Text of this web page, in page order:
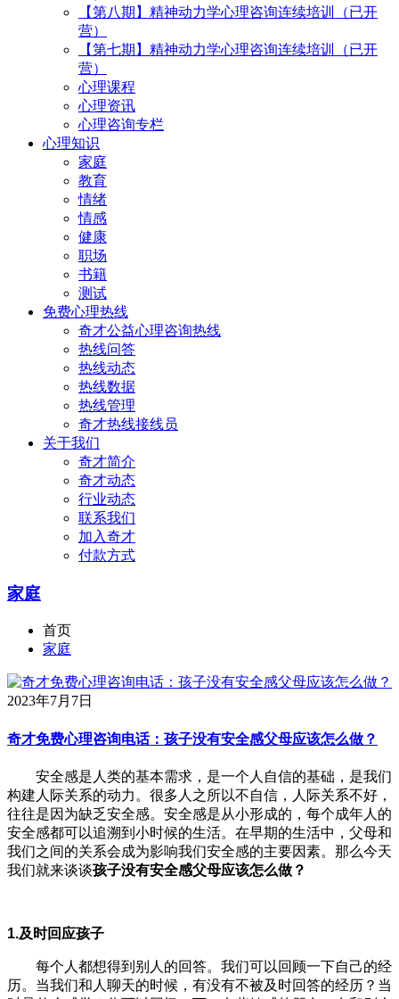
【第八期】精神动力学心理咨询连续培训（已开
营）
【第七期】精神动力学心理咨询连续培训（已开
营）
心理课程
心理资讯
心理咨询专栏
心理知识
家庭
教育
情绪
情感
健康
职场
书籍
测试
免费心理热线
奇才公益心理咨询热线
热线问答
热线动态
热线数据
热线管理
奇才热线接线员
关于我们
奇才简介
奇才动态
行业动态
联系我们
加入奇才
付款方式
家庭
首页
家庭
2023年7月7日
奇才免费心理咨询电话：孩子没有安全感父母应该怎么做？
安全感是人类的基本需求，是一个人自信的基础，是我们
构建人际关系的动力。很多人之所以不自信，人际关系不好，
往往是因为缺乏安全感。安全感是从小形成的，每个成年人的
安全感都可以追溯到小时候的生活。在早期的生活中，父母和
我们之间的关系会成为影响我们安全感的主要因素。那么今天
我们就来谈谈孩子没有安全感父母应该怎么做？
1.及时回应孩子
每个人都想得到别人的回答。我们可以回顾一下自己的经
历。当我们和人聊天的时候，有没有不被及时回答的经历？当